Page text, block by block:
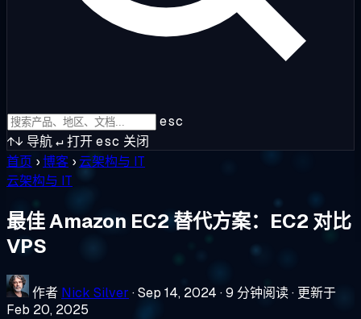
esc
↑↓ 导航↵打开esc 关闭
首页 ›博客 › 云架构与 IT
云架构与 IT
最佳 Amazon EC2 替代方案：EC2 对比
VPS
作者 Nick Silver ·Sep 14, 2024 ·9 分钟阅读· 更新于
Feb 20, 2025